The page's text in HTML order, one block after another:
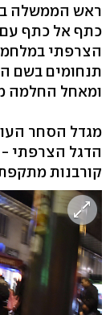
ראש הממשלה
כתף אל כתף
הצרפתי
תנחומים בשם
ומאחל החלמה
מגדל הסחר
הדגל הצרפתי -
קורבנות